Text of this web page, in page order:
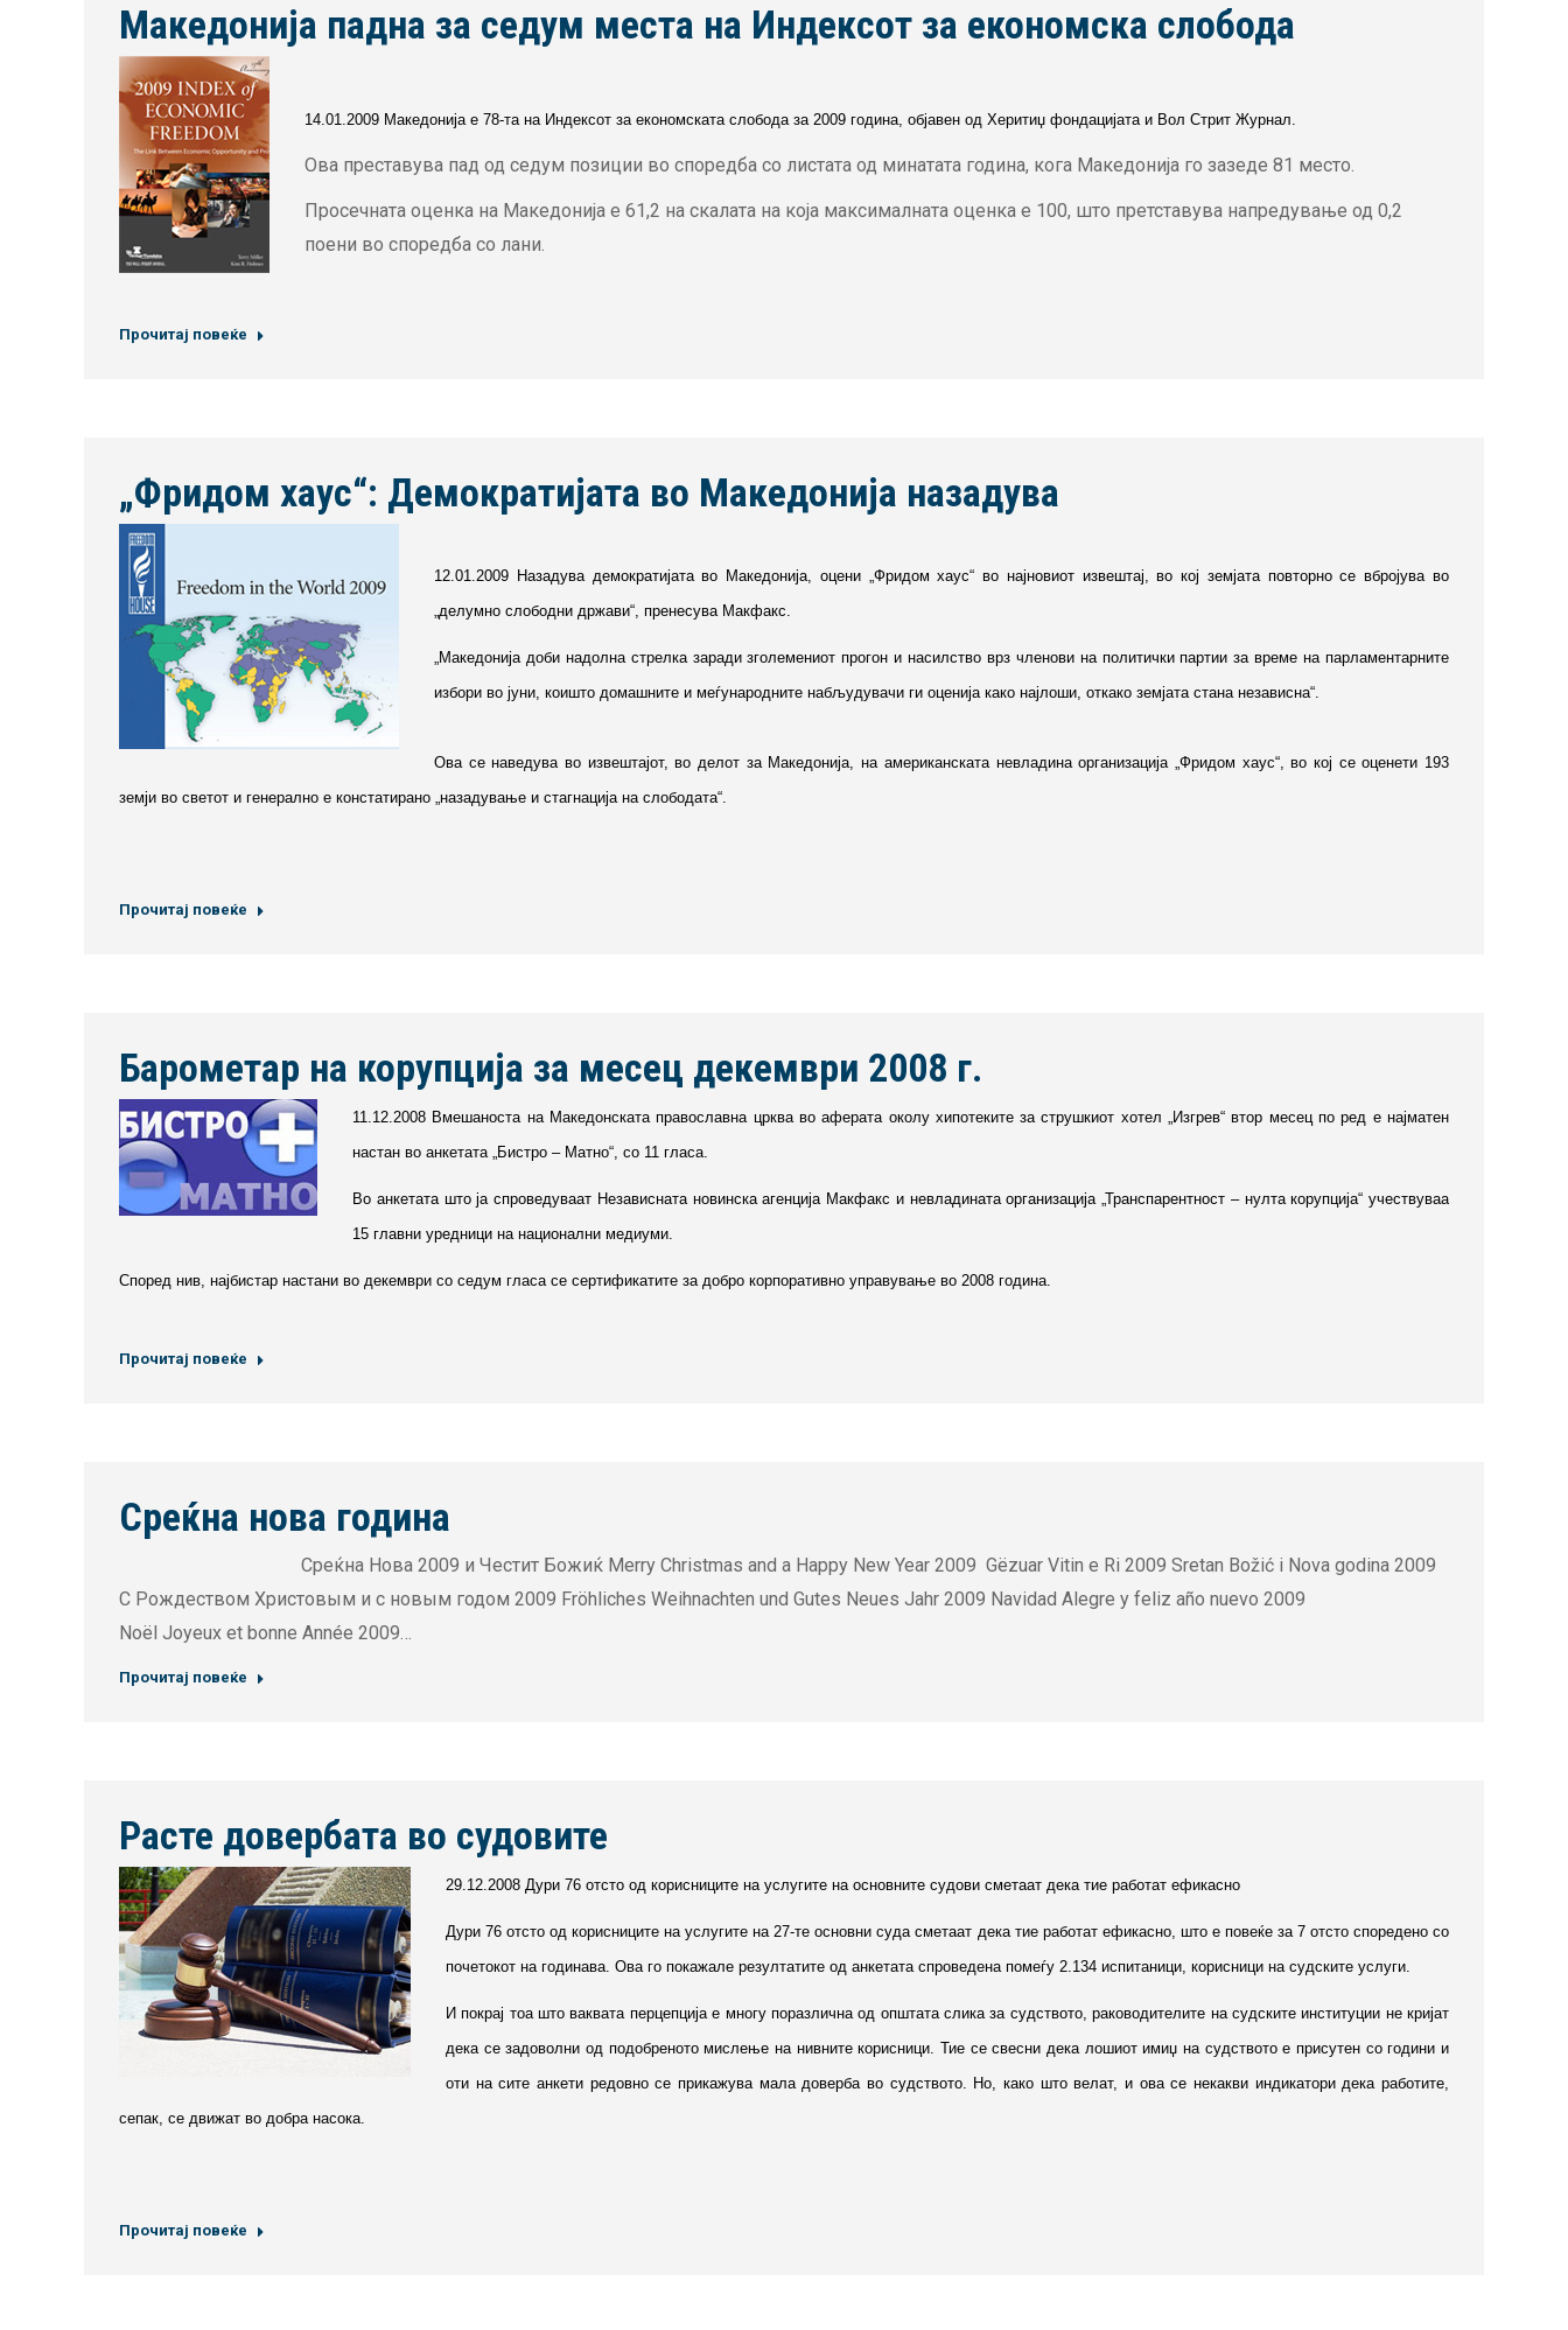
Македонија падна за седум места на Индексот за економска слобода
14.01.2009 Македонија е 78-та на Индексот за економската слобода за 2009 година, објавен од Херитиџ фондацијата и Вол Стрит Журнал.
Ова преставува пад од седум позиции во споредба со листата од минатата година, кога Македонија го зазеде 81 место.
Просечната оценка на Македонија е 61,2 на скалата на која максималната оценка е 100, што претставува напредување од 0,2
поени во споредба со лани.
Прочитај повеќе
„Фридом хаус“: Демократијата во Македонија назадува
12.01.2009 Назадува демократијата во Македонија, оцени „Фридом хаус“ во најновиот извештај, во кој земјата повторно се вбројува во
„делумно слободни држави“, пренесува Макфакс.
„Македонија доби надолна стрелка заради зголемениот прогон и насилство врз членови на политички партии за време на парламентарните
избори во јуни, коишто домашните и меѓународните набљудувачи ги оценија како најлоши, откако земјата стана независна“.
Ова се наведува во извештајот, во делот за Македонија, на американската невладина организација „Фридом хаус“, во кој се оценети 193
земји во светот и генерално е констатирано „назадување и стагнација на слободата“.
Прочитај повеќе
Барометар на корупција за месец декември 2008 г.
11.12.2008 Вмешаноста на Македонската православна црква во аферата околу хипотеките за струшкиот хотел „Изгрев“ втор месец по ред е најматен
настан во анкетата „Бистро – Матно“, со 11 гласа.
Во анкетата што ја спроведуваат Независната новинска агенција Макфакс и невладината организација „Транспарентност – нулта корупција“ учествуваа
15 главни уредници на национални медиуми.
Според нив, најбистар настани во декември со седум гласа се сертификатите за добро корпоративно управување во 2008 година.
Прочитај повеќе
Среќна нова година
Среќна Нова 2009 и Честит Божиќ Merry Christmas and a Happy New Year 2009 Gëzuar Vitin e Ri 2009 Sretan Božić i Nova godina 2009
С Рождеством Христовым и с новым годом 2009 Fröhliches Weihnachten und Gutes Neues Jahr 2009 Navidad Alegre y feliz año nuevo 2009
Noël Joyeux et bonne Année 2009…
Прочитај повеќе
Расте довербата во судовите
29.12.2008 Дури 76 отсто од корисниците на услугите на основните судови сметаат дека тие работат ефикасно
Дури 76 отсто од корисниците на услугите на 27-те основни суда сметаат дека тие работат ефикасно, што е повеќе за 7 отсто споредено со
почетокот на годинава. Ова го покажале резултатите од анкетата спроведена помеѓу 2.134 испитаници, корисници на судските услуги.
И покрај тоа што ваквата перцепција е многу поразлична од општата слика за судството, раководителите на судските институции не кријат
дека се задоволни од подобреното мислење на нивните корисници. Тие се свесни дека лошиот имиџ на судството е присутен со години и
оти на сите анкети редовно се прикажува мала доверба во судството. Но, како што велат, и ова се некакви индикатори дека работите,
сепак, се движат во добра насока.
Прочитај повеќе